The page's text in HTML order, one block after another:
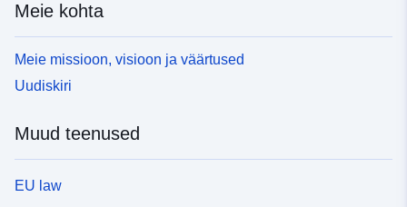
Meie kohta
Meie missioon, visioon ja väärtused
Uudiskiri
Muud teenused
EU law